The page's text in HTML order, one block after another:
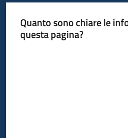
Quanto sono chiare le
questa pagina?